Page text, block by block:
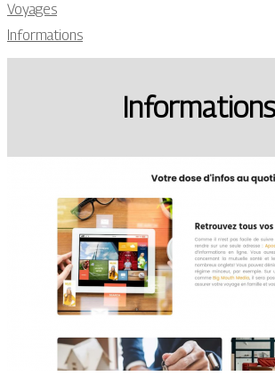
Voyages
Informations
Informations